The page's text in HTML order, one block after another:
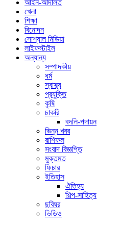
আইন-আদালত
খেলা
শিক্ষা
বিনোদন
সোশ্যাল মিডিয়া
লাইফস্টাইল
অন্যান্য
সম্পাদকীয়
ধর্ম
স্বাস্থ্য
প্রযুক্তি
কৃষি
চাকরি
বদলি-পদায়ন
ভিন্ন খবর
রাশিফল
সংবাদ বিজ্ঞপ্তি
মুক্তমত
ফিচার
ইতিহাস
ঐতিহ্য
শিল্প-সাহিত্য
ছবিঘর
ভিডিও